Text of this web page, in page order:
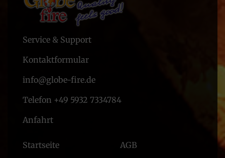
Service & Support
Kontaktformular
info@globe-fire.de
Telefon +49 5932 7334784
Anfahrt
Startseite
AGB